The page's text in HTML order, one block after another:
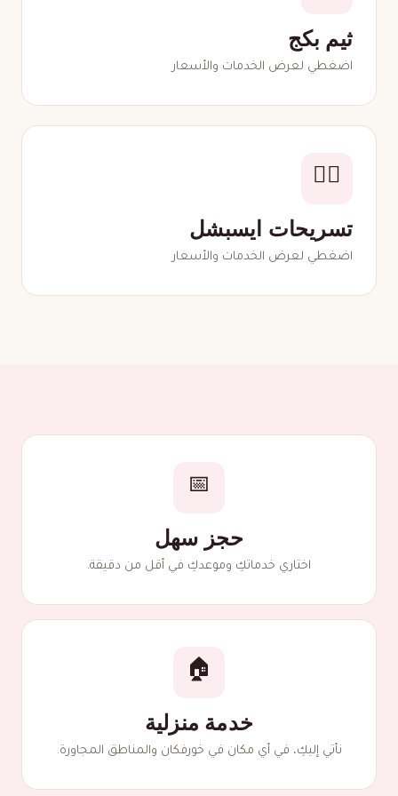
ثيم بكج
اضغطي لعرض الخدمات والأسعار
💇‍♀️
تسريحات ايسبشل
اضغطي لعرض الخدمات والأسعار
📅
حجز سهل
اختاري خدماتكِ وموعدكِ في أقل من دقيقة.
🏠
خدمة منزلية
نأتي إليكِ، في أي مكان في خورفكان والمناطق المجاورة.